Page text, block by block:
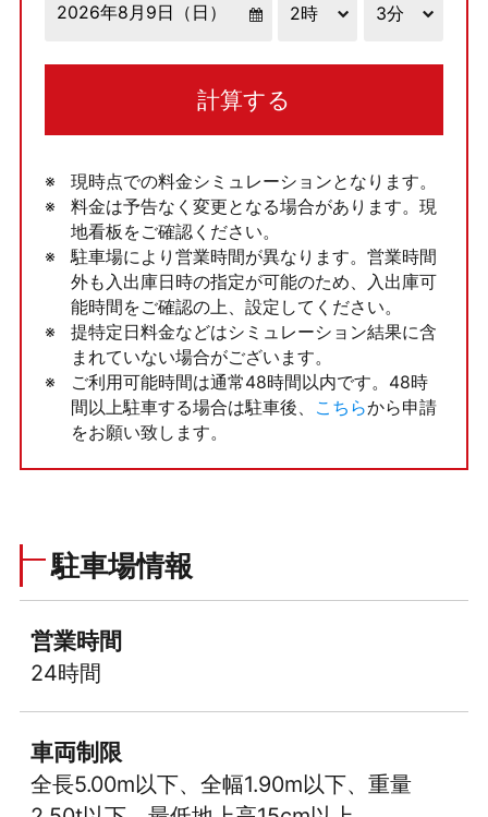
計算する
現時点での料金シミュレーションとなります。
料金は予告なく変更となる場合があります。現
地看板をご確認ください。
駐車場により営業時間が異なります。営業時間
外も入出庫日時の指定が可能のため、入出庫可
能時間をご確認の上、設定してください。
提特定日料金などはシミュレーション結果に含
まれていない場合がございます。
ご利用可能時間は通常48時間以内です。48時
間以上駐車する場合は駐車後、
こちらから申請
をお願い致します。
駐車場情報
営業時間
24時間
車両制限
全長5.00m以下、全幅1.90m以下、重量